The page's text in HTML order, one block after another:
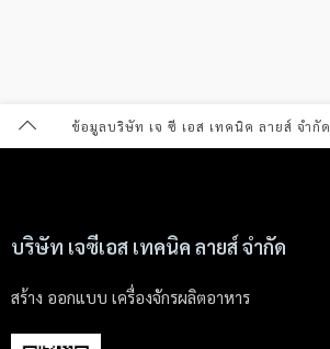
ข้อมูลบริษัท เจ ซี เอส เทคนิค ลายส์ จำกัด
บริษัท เจซีเอส เทคนิค ลายส์ จำกัด
สร้าง ออกแบบ เครื่องจักรผลิตอาหาร